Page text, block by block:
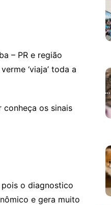
– PR e região
‘viaja’ toda a
os sinais
pois o diagnostico
e gera muito